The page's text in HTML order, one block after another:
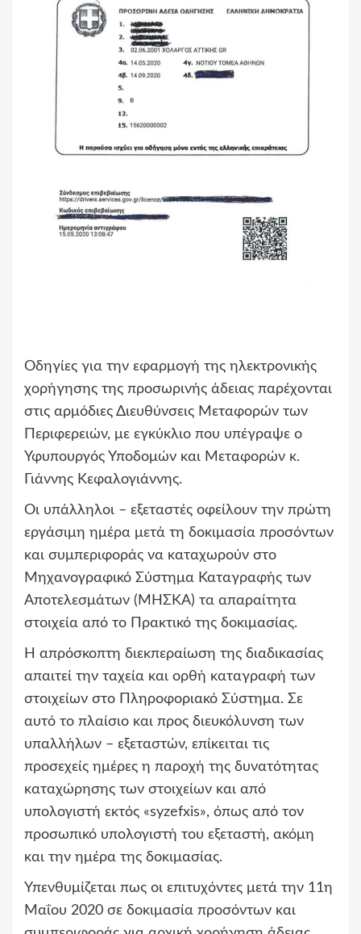
Οδηγίες για την εφαρμογή της ηλεκτρονικής
χορήγησης της προσωρινής άδειας παρέχονται
στις αρμόδιες Διευθύνσεις Μεταφορών των
Περιφερειών, με εγκύκλιο που υπέγραψε ο
Υφυπουργός Υποδομών και Μεταφορών κ.
Γιάννης Κεφαλογιάννης.
Οι υπάλληλοι – εξεταστές οφείλουν την πρώτη
εργάσιμη ημέρα μετά τη δοκιμασία προσόντων
και συμπεριφοράς να καταχωρούν στο
Μηχανογραφικό Σύστημα Καταγραφής των
Αποτελεσμάτων (ΜΗΣΚΑ) τα απαραίτητα
στοιχεία από το Πρακτικό της δοκιμασίας.
Η απρόσκοπτη διεκπεραίωση της διαδικασίας
απαιτεί την ταχεία και ορθή καταγραφή των
στοιχείων στο Πληροφοριακό Σύστημα. Σε
αυτό το πλαίσιο και προς διευκόλυνση των
υπαλλήλων – εξεταστών, επίκειται τις
προσεχείς ημέρες η παροχή της δυνατότητας
καταχώρησης των στοιχείων και από
υπολογιστή εκτός «syzefxis», όπως από τον
προσωπικό υπολογιστή του εξεταστή, ακόμη
και την ημέρα της δοκιμασίας.
Υπενθυμίζεται πως οι επιτυχόντες μετά την 11η
Μαΐου 2020 σε δοκιμασία προσόντων και